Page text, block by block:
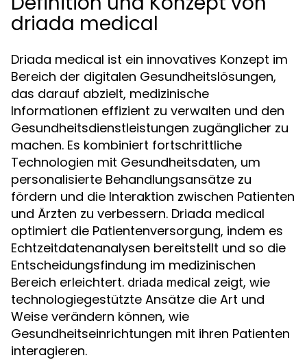
driada medical
Driada medical ist ein innovatives Konzept im
Bereich der digitalen Gesundheitslösungen,
das darauf abzielt, medizinische
Informationen effizient zu verwalten und den
Gesundheitsdienstleistungen zugänglicher zu
machen. Es kombiniert fortschrittliche
Technologien mit Gesundheitsdaten, um
personalisierte Behandlungsansätze zu
fördern und die Interaktion zwischen Patienten
und Ärzten zu verbessern. Driada medical
optimiert die Patientenversorgung, indem es
Echtzeitdatenanalysen bereitstellt und so die
Entscheidungsfindung im medizinischen
Bereich erleichtert. driada medical zeigt, wie
technologiegestützte Ansätze die Art und
Weise verändern können, wie
Gesundheitseinrichtungen mit ihren Patienten
interagieren.